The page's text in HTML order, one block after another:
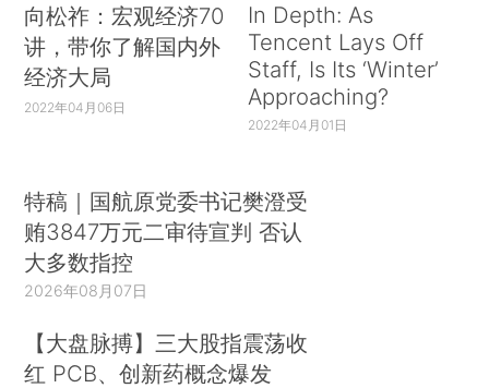
向松祚：宏观经济70
讲，带你了解国内外
经济大局
2022年04月06日
In Depth: As
Tencent Lays Off
Staff, Is Its ‘Winter’
Approaching?
2022年04月01日
特稿｜国航原党委书记樊澄受
贿3847万元二审待宣判 否认
大多数指控
2026年08月07日
【大盘脉搏】三大股指震荡收
红 PCB、创新药概念爆发